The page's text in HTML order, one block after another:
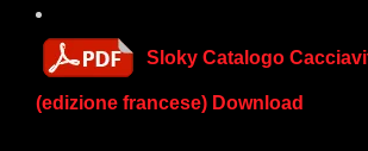
Sloky Catalogo
(edizione francese) Download